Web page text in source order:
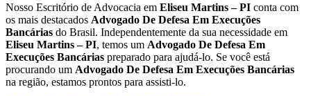
Nosso Escritório de Advocacia em Eliseu Martins – PI conta com
os mais destacados Advogado De Defesa Em Execuções
Bancárias do Brasil. Independentemente da sua necessidade em
Eliseu Martins – PI, temos um Advogado De Defesa Em
Execuções Bancárias preparado para ajudá-lo. Se você está
procurando um Advogado De Defesa Em Execuções Bancárias
na região, estamos prontos para assisti-lo.